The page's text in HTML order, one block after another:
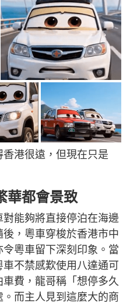
港很遠，但現在只是
華都會景致
能夠將直接停泊在海邊
，粵車穿梭於香港市中
粵車留下深刻印象。當
不禁感歎使用八達通可
費，龍哥稱「想停多久
而主人見到這麼大的商